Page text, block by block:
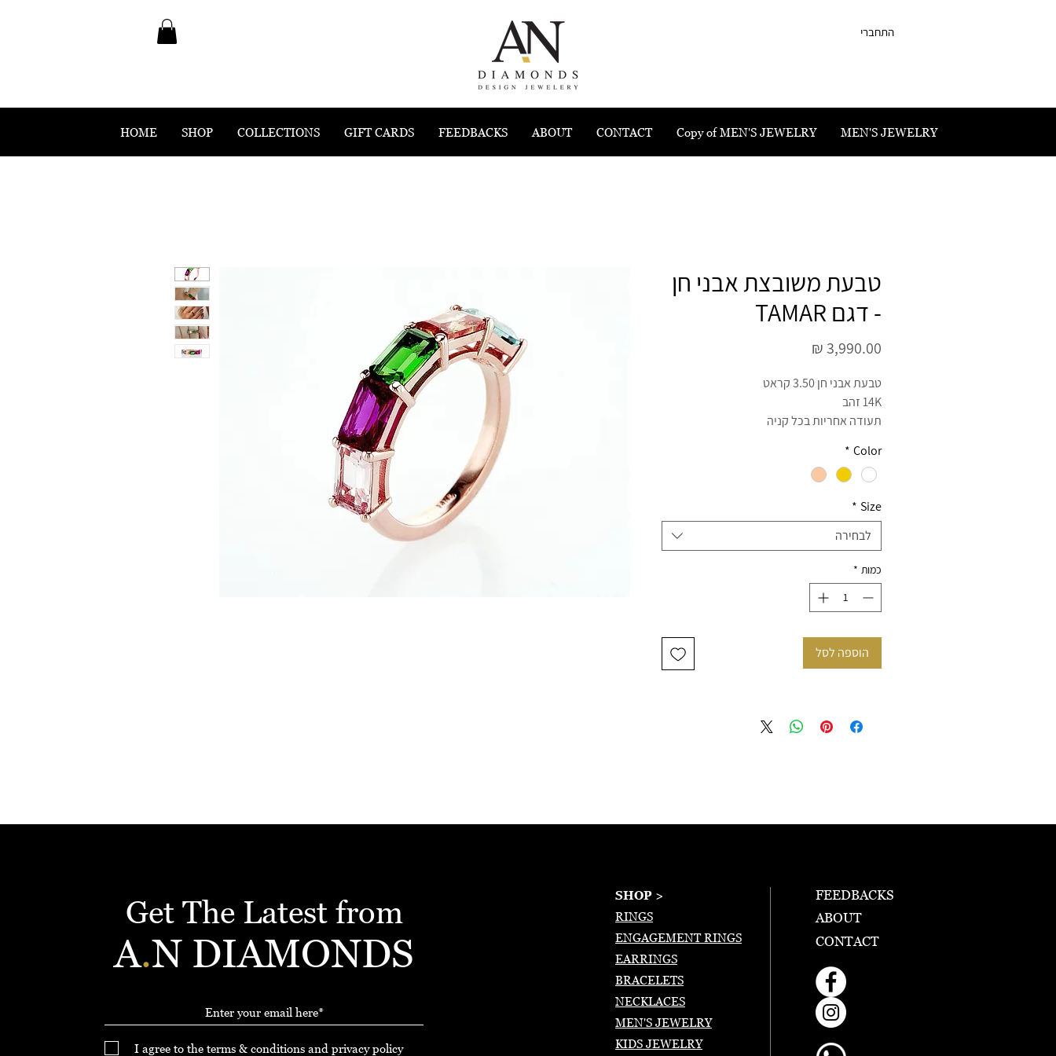
התחברי
HOME SHOP COLLECTIONS GIFT CARDS FEEDBACKS ABOUT CONTACT Copy of MEN'S JEWELRY MEN'S JEWELRY
טבעת משובצת אבני חן
- דגם TAMAR
טבעת אבני חן 3.50 קראט
14K זהב
תעודה אחריות בכל קניה
צרו קשר 054-3971958 ענת
Color
*
Size
*
לבחירה
כמות *
הוספה לסל
Get The Latest from
A.N DIAMONDS
I agree to the terms & conditions and privacy policy
SHOP >
RINGS
ENGAGEMENT RINGS
EARRINGS
BRACELETS
NECKLACES
MEN'S JEWELRY
KIDS JEWELRY
FEEDBACKS
ABOUT
CONTACT